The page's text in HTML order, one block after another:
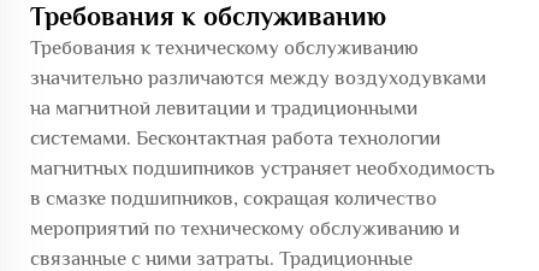
Требования к обслуживанию
Требования к техническому обслуживанию
значительно различаются между воздуходувками
на магнитной левитации и традиционными
системами. Бесконтактная работа технологии
магнитных подшипников устраняет необходимость
в смазке подшипников, сокращая количество
мероприятий по техническому обслуживанию и
связанные с ними затраты. Традиционные